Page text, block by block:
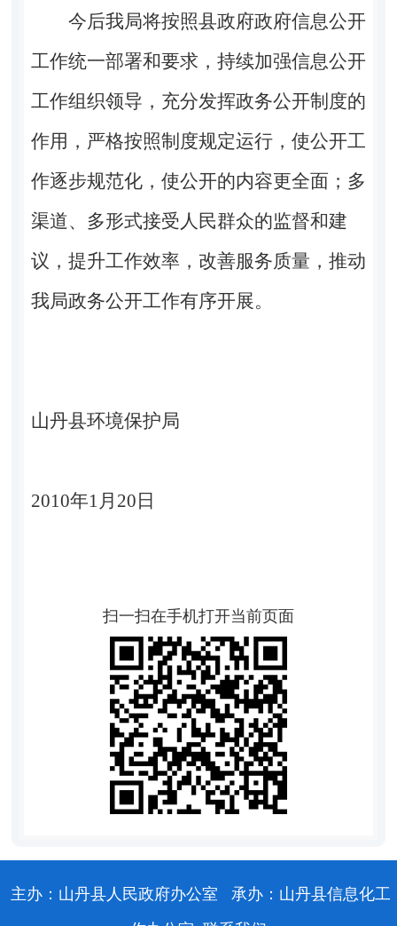
今后我局将按照县政府政府信息公开
工作统一部署和要求，持续加强信息公开
工作组织领导，充分发挥政务公开制度的
作用，严格按照制度规定运行，使公开工
作逐步规范化，使公开的内容更全面；多
渠道、多形式接受人民群众的监督和建
议，提升工作效率，改善服务质量，推动
我局政务公开工作有序开展。
山丹县环境保护局
2010年1月20日
扫一扫在手机打开当前页面
主办：山丹县人民政府办公室
承办：山丹县信息化工